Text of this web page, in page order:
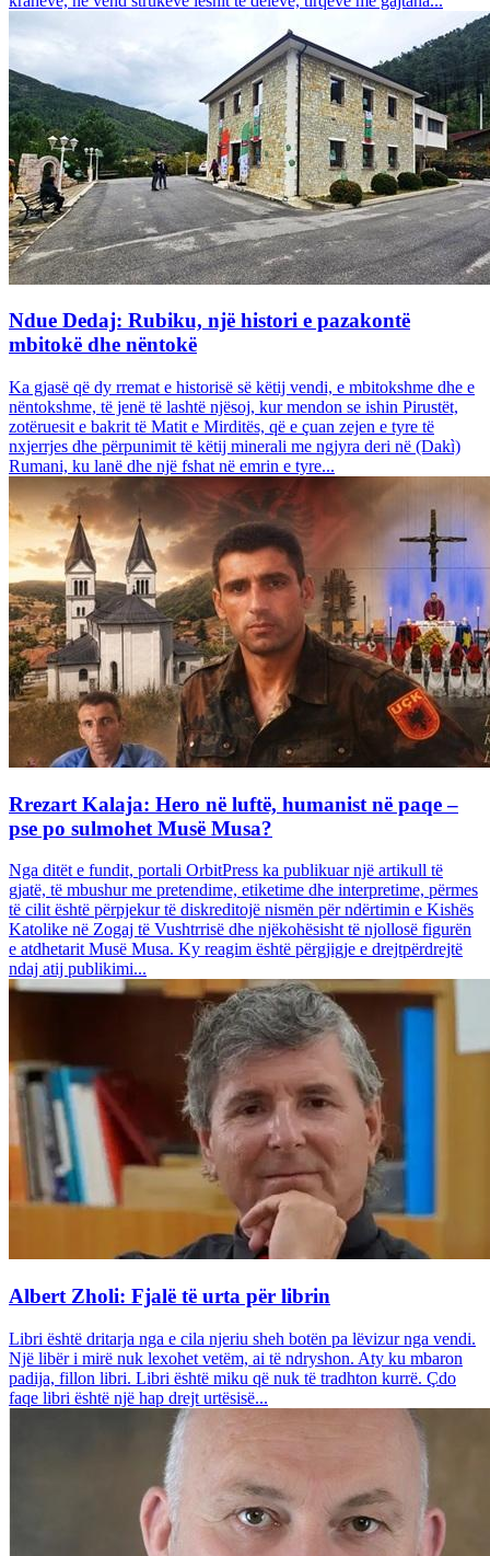
Ndue Dedaj: Rubiku, një histori e pazakontë
mbitokë dhe nëntokë
Ka gjasë që dy rremat e historisë së këtij vendi, e mbitokshme dhe e
nëntokshme, të jenë të lashtë njësoj, kur mendon se ishin Pirustët,
zotëruesit e bakrit të Matit e Mirditës, që e çuan zejen e tyre të
nxjerrjes dhe përpunimit të këtij minerali me ngjyra deri në (Dakì)
Rumani, ku lanë dhe një fshat në emrin e tyre...
Rrezart Kalaja: Hero në luftë, humanist në paqe –
pse po sulmohet Musë Musa?
Nga ditët e fundit, portali OrbitPress ka publikuar një artikull të
gjatë, të mbushur me pretendime, etiketime dhe interpretime, përmes
të cilit është përpjekur të diskreditojë nismën për ndërtimin e Kishës
Katolike në Zogaj të Vushtrrisë dhe njëkohësisht të njollosë figurën
e atdhetarit Musë Musa. Ky reagim është përgjigje e drejtpërdrejtë
ndaj atij publikimi...
Albert Zholi: Fjalë të urta për librin
Libri është dritarja nga e cila njeriu sheh botën pa lëvizur nga vendi.
Një libër i mirë nuk lexohet vetëm, ai të ndryshon. Aty ku mbaron
padija, fillon libri. Libri është miku që nuk të tradhton kurrë. Çdo
faqe libri është një hap drejt urtësisë...